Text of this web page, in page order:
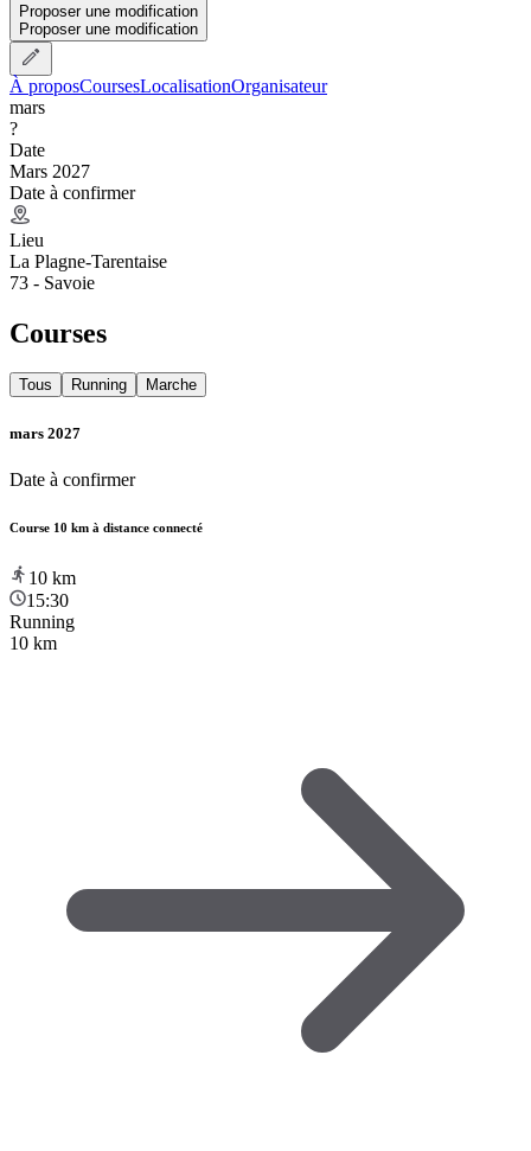
Proposer une modification
Proposer une modification
À proposCoursesLocalisationOrganisateur
mars
?
Date
Mars 2027
Date à confirmer
Lieu
La Plagne-Tarentaise
73 - Savoie
Courses
Tous Running Marche
mars 2027
Date à confirmer
Course 10 km à distance connecté
10 km
15:30
Running
10 km